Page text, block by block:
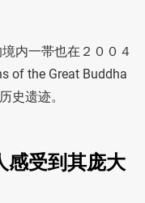
内一帯也在２００４
of the Great Buddha
史遗迹。
感受到其庞大